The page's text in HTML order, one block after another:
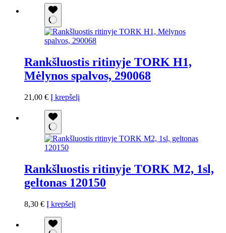
Rankšluostis ritinyje TORK H1,
Mėlynos spalvos, 290068
21,00 € Į krepšelį
Rankšluostis ritinyje TORK M2, 1sl,
geltonas 120150
8,30 € Į krepšelį